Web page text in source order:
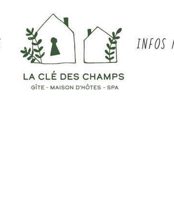
INFOS